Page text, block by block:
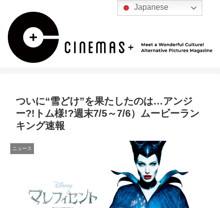
ついに“雪どけ”を果たしたのは…アンジ
ー?!トム様!?週末7/5～7/6）ムービーラン
キング速報
ニュース
Japanese